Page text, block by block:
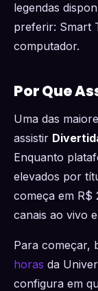
legendas
preferir: Smart
computador.
Por Que
Uma das
assistir
Enquanto
elevados por
começa em R$
canais ao vivo
Para começar,
horas da
configura em